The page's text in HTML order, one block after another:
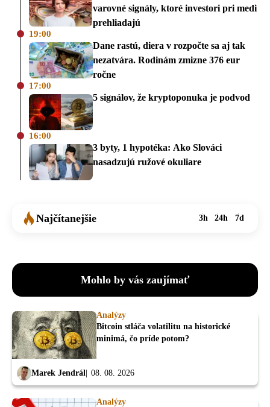
varovné signály, ktoré investori pri medi
prehliadajú
19:00
Dane rastú, diera v rozpočte sa aj tak
nezatvára. Rodinám zmizne 376 eur
ročne
17:00
5 signálov, že kryptoponuka je podvod
16:00
3 byty, 1 hypotéka: Ako Slováci
nasadzujú ružové okuliare
Najčítanejšie 3h 24h 7d
Mohlo by vás zaujímať
Analýzy
Bitcoin stláča volatilitu na historické
minimá, čo príde potom?
Marek Jendrál 08. 08. 2026
Analýzy